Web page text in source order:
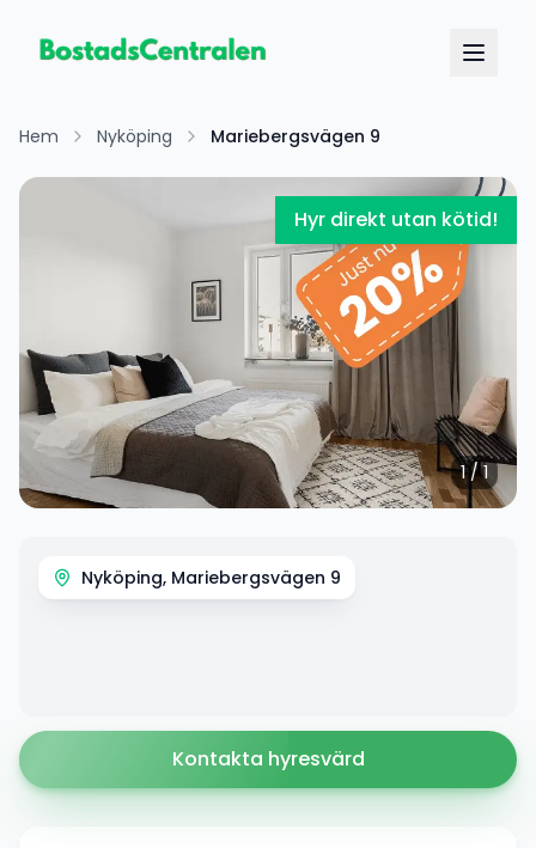
Hem Nyköping Mariebergsvägen 9
Hyr direkt utan kötid!
1/1
Nyköping, Mariebergsvägen 9
Kontakta hyresvärd